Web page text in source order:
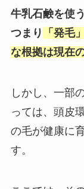
牛乳石鹸を使
つまり
「発毛
な根拠は現在
しかし、一部
っては、頭皮
の毛が健康に
す。